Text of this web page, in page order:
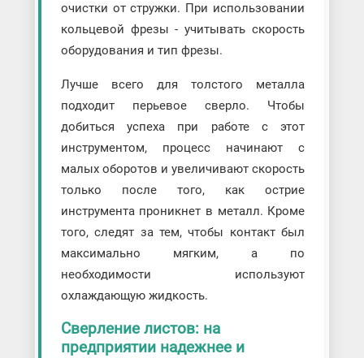
очистки от стружки. При использовании
кольцевой фрезы - учитывать скорость
оборудования и тип фрезы.
Лучше всего для толстого металла
подходит перьевое сверло. Чтобы
добиться успеха при работе с этот
инструментом, процесс начинают с
малых оборотов и увеличивают скорость
только после того, как острие
инструмента проникнет в металл. Кроме
того, следят за тем, чтобы контакт был
максимально мягким, а по
необходимости используют
охлаждающую жидкость.
Сверление листов: на
предприятии надежнее и